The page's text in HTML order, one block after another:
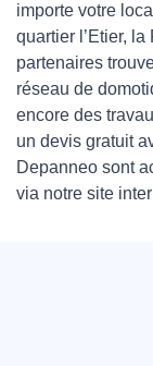
importe votre
quartier l’Etier,
partenaires
réseau de
encore des
un devis gratuit
Depanneo sont
via notre site